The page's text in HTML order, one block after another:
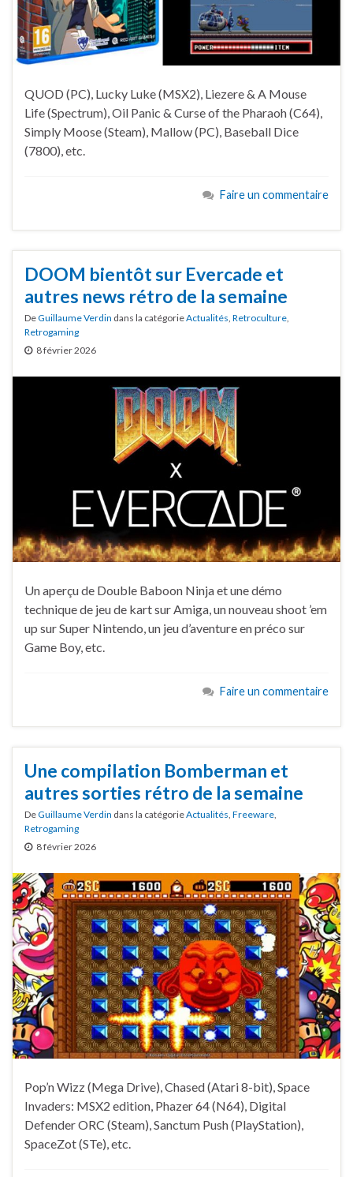
QUOD (PC), Lucky Luke (MSX2), Liezere & A Mouse
Life (Spectrum), Oil Panic & Curse of the Pharaoh (C64),
Simply Moose (Steam), Mallow (PC), Baseball Dice
(7800), etc.
Faire un commentaire
DOOM bientôt sur Evercade et
autres news rétro de la semaine
DeGuillaume Verdin dans la catégorieActualités, Retroculture,
Retrogaming
8 février 2026
Un aperçu de Double Baboon Ninja et une démo
technique de jeu de kart sur Amiga, un nouveau shoot ’em
up sur Super Nintendo, un jeu d’aventure en préco sur
Game Boy, etc.
Faire un commentaire
Une compilation Bomberman et
autres sorties rétro de la semaine
DeGuillaume Verdin dans la catégorieActualités, Freeware,
Retrogaming
8 février 2026
Pop’n Wizz (Mega Drive), Chased (Atari 8-bit), Space
Invaders: MSX2 edition, Phazer 64 (N64), Digital
Defender ORC (Steam), Sanctum Push (PlayStation),
SpaceZot (STe), etc.